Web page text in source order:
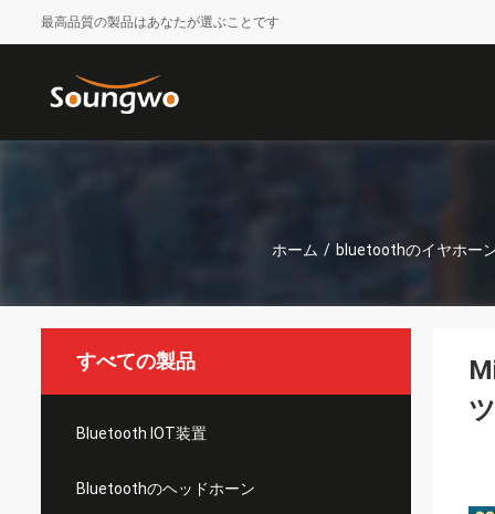
最高品質の製品はあなたが選ぶことです
ホーム / bluetoothのイヤホー
すべての製品
Bluetooth IOT装置
Bluetoothのヘッドホーン